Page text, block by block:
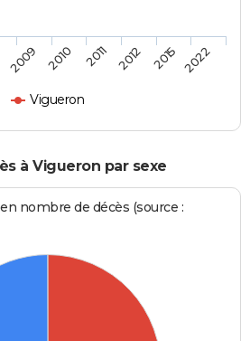
Vigueron
2009 2010 2011 2012 2015 2022
à Vigueron par sexe
nombre de décès (source :